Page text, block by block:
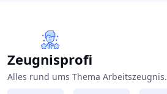
Zeugnisprofi
Alles rund ums Thema Arbeitszeugnis.